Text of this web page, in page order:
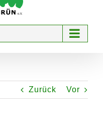
Zurück Vor